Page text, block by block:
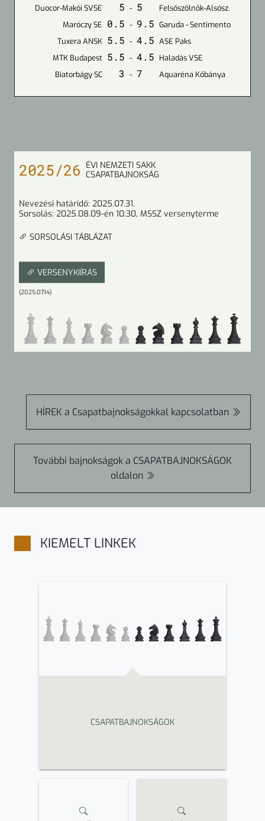
Duocor-Makói SVSE 5 - 5
Felsőszölnök-Alsósz.
Maróczy SE 0.5 - 9.5 Garuda - Sentimento
Tuxera ANSK 5.5 - 4.5 ASE Paks
MTK Budapest 5.5 - 4.5 Haladás VSE
Biatorbágy SC
3 - 7 Aquaréna Kőbánya
2025/26 ÉVI NEMZETI SAKK
CSAPATBAJNOKSÁG
Nevezési határidő: 2025.07.31.
Sorsolás: 2025.08.09-én 10:30, MSSZ versenyterme
SORSOLÁSI TÁBLÁZAT
VERSENYKIÍRÁS
(2025.07.14)
HÍREK a Csapatbajnokságokkal kapcsolatban
További bajnokságok a CSAPATBAJNOKSÁGOK
oldalon
KIEMELT LINKEK
CSAPATBAJNOKSÁGOK